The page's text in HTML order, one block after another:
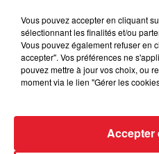
Bouches-
de deux
Vous pouvez accepter en cliquant
sélectionnant les finalités et/ou
Vous pouvez également refuser en
accepter". Vos préférences ne
pouvez mettre à jour vos choix, ou
moment via le lien "Gérer les
Accepter